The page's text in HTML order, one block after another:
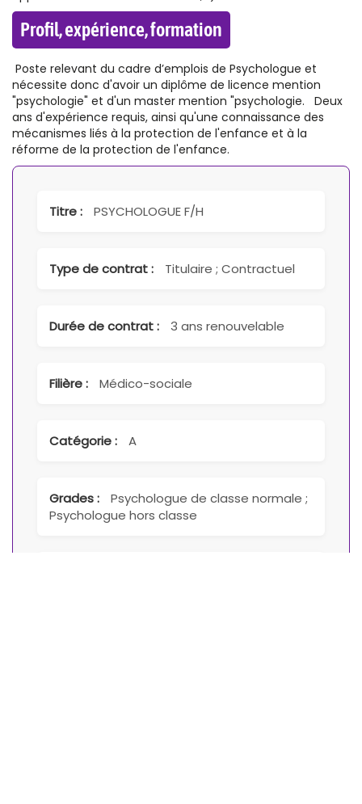
Profil, expérience, formation
Poste relevant du cadre d’emplois de Psychologue et
nécessite donc d'avoir un diplôme de licence mention
"psychologie" et d'un master mention "psychologie. Deux
ans d'expérience requis, ainsi qu'une connaissance des
mécanismes liés à la protection de l'enfance et à la
réforme de la protection de l'enfance.
Titre : PSYCHOLOGUE F/H
Type de contrat : Titulaire ; Contractuel
Durée de contrat : 3 ans renouvelable
Filière : Médico-sociale
Catégorie : A
Grades :
Psychologue de classe normale ;
Psychologue hors classe